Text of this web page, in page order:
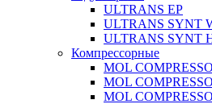
ULTRANS EP
ULTRANS SYNT
ULTRANS SYNT
Компрессорные
MOL
MOL
MOL